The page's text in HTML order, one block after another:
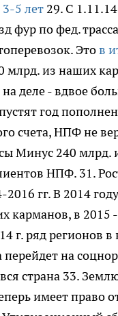
3-5 лет 29. С
фур по фед.
Этов
млрд. из наших
деле - вдвое
год
счета, НПФ не
Минус 240 млрд.
НПФ. 31.
гг. В 2014
карманов, в 2015
г. ряд регионов в
перейдет на
страна 33.
имеет право